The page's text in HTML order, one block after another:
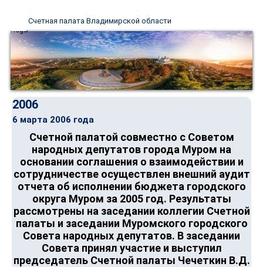
Счетная палата Владимирской области
2006
6 марта 2006 года
Счетной палатой совместно с Советом
народных депутатов города Муром на
основании соглашения о взаимодействии и
сотрудничестве осуществлен внешний аудит
отчета об исполнении бюджета городского
округа Муром за 2005 год. Результаты
рассмотрены на заседании коллегии Счетной
палаты и заседании Муромского городского
Совета народных депутатов. В заседании
Совета принял участие и выступил
председатель Счетной палаты Чечеткин В.Д.